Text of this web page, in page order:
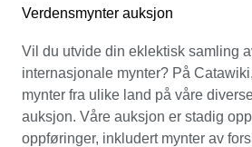
Verdensmynter auksjon
Vil du utvide din eklektisk samling
internasjonale mynter? På
mynter fra ulike land på våre
auksjon. Våre auksjon er stadig
oppføringer, inkludert mynter av